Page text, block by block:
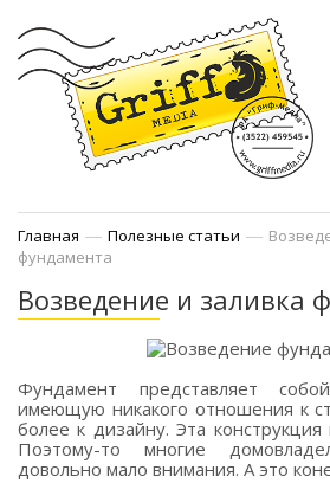
Главная — Полезные статьи —
фундамента
Возведение и заливка
Фундамент представляет
имеющую никакого отношения к
более к дизайну. Эта
Поэтому-то многие
довольно мало внимания. А это